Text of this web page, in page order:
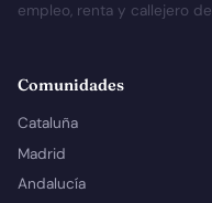
empleo, renta y callejero
Comunidades
Cataluña
Madrid
Andalucía